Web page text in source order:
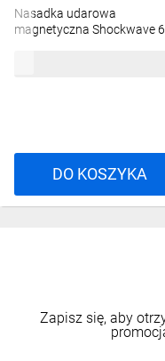
Nasadka udarowa
magnetyczna Shockwave
DO KOSZYKA
Zapisz się, aby